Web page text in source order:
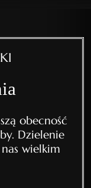
obecność
Dzielenie
wielkim